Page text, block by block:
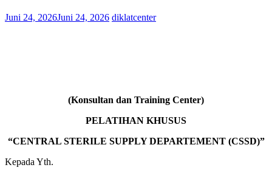
Juni 24, 2026Juni 24, 2026 diklatcenter
(Konsultan dan Training Center)
PELATIHAN KHUSUS
“CENTRAL STERILE SUPPLY DEPARTEMENT (CSSD)”
Kepada Yth.